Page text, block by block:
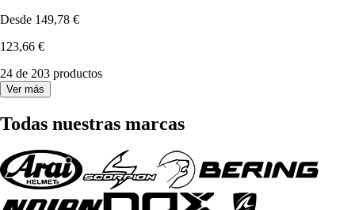
Desde 149,78 €
123,66 €
24 de 203 productos
Ver más
Todas nuestras marcas